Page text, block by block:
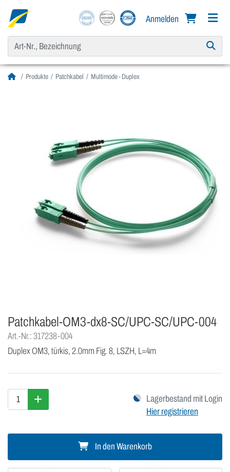
Anmelden
Produkte Patchkabel Multimode - Duplex
Patchkabel-OM3-dx8-SC/UPC-SC/UPC-004
Art.-Nr.: 317238-004
Duplex OM3, türkis, 2.0mm Fig. 8, LSZH, L=4m
Lagerbestand mit Login
Hier registrieren
In den Warenkorb